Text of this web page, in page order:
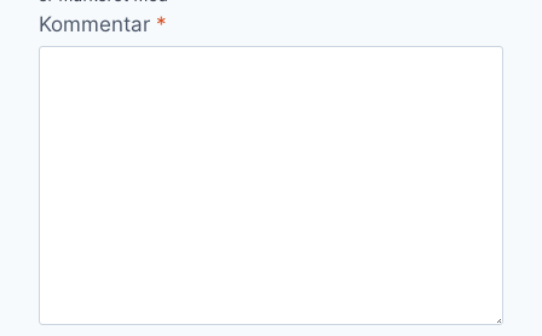
Kommentar *